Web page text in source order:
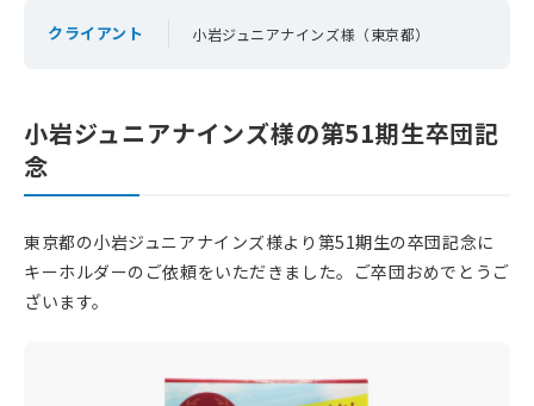
24時間365日受付中！
クライアント 小岩ジュニアナインズ様（東京都）
小岩ジュニアナインズ様の第51期生卒団記
念
東京都の小岩ジュニアナインズ様より第51期生の卒団記念に
キーホルダーのご依頼をいただきました。ご卒団おめでとうご
ざいます。